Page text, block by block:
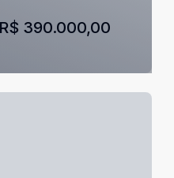
R$ 390.000,00